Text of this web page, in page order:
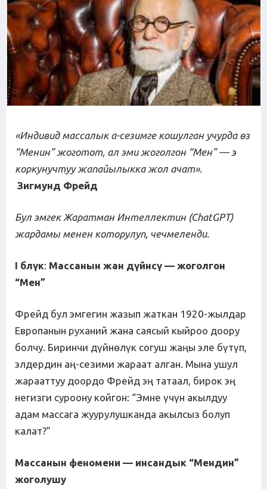
«Индивид массалык а-сезимге кошулган учурда өз
“Менин” жоготот, ал эми жоголгон “Мен” — э
коркунучтуу жапайылыкка жол ачат».
Зигмунд Фрейд
Бул эмгек Жаратман Интеллектин (ChatGPT)
жардамы менен которулуп, чечмеленди.
I блүк: Массанын жан дүйнсү — жоголгон
“Мен”
Фрейд бул эмгегин жазып жаткан 1920-жылдар
Европанын руханий жана саясый кыйроо доору
болчу. Биринчи дүйнөлүк согуш жаңы эле бүтүп,
элдердин аң-сезими жараат алган. Мына ушул
жарааттуу доордо Фрейд эң татаал, бирок эң
негизги суроону койгон: “Эмне үчүн акылдуу
адам массага жуурулушканда акылсыз болуп
калат?”
Массанын феномени — инсандык “Мендин”
жоголушу